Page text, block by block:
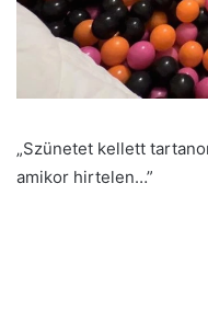
„Szünetet kellett
amikor hirtelen…”